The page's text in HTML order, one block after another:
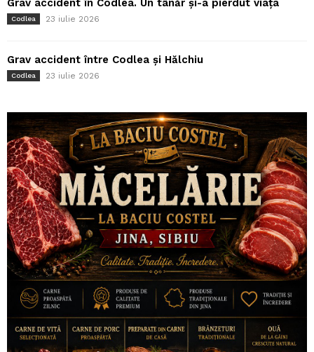
Grav accident în Codlea. Un tânăr și-a pierdut viața
Codlea 23 iulie 2026
Grav accident între Codlea și Hălchiu
Codlea 23 iulie 2026